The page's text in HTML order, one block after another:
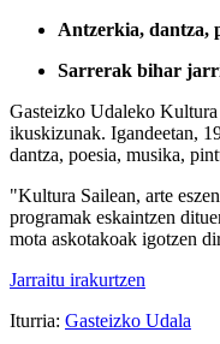
Antzerkia, dantza,
Sarrerak bihar
Gasteizko Udaleko
ikuskizunak. Igandeetan,
dantza, poesia, musika,
"Kultura Sailean, arte
programak eskaintzen
mota askotakoak igotzen
Jarraitu irakurtzen
Iturria: Gasteizko Udala